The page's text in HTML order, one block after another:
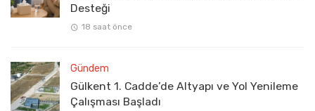
Desteği
18 saat önce
Gündem
Gülkent 1. Cadde’de Altyapı ve Yol Yenileme
Çalışması Başladı